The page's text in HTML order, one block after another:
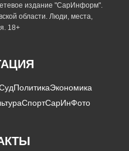
издание "СарИнформ".
области. Люди, места,
18+
ПолитикаЭкономика
СпортСарИнФото